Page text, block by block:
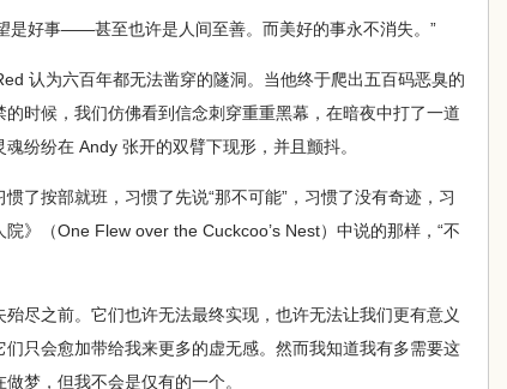
好事——甚至也许是人间至善。而美好的事永不消失。”
为六百年都无法凿穿的隧洞。当他终于爬出五百码恶臭的
时候，我们仿佛看到信念刺穿重重黑幕，在暗夜中打了一道
纷纷在 Andy 张开的双臂下现形，并且颤抖。
按部就班，习惯了先说“那不可能”，习惯了没有奇迹，习
》（One Flew over the Cuckcoo’s Nest）中说的那样，“不
之前。它们也许无法最终实现，也许无法让我们更有意义
只会愈加带给我来更多的虚无感。然而我知道我有多需要这
梦，但我不会是仅有的一个。